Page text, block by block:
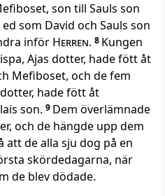
son till Sauls son
som David och Sauls son
inför Herren. 8 Kungen
Ajas dotter, hade fött åt
Mefiboset, och de fem
hade fött åt
son. 9 Dem överlämnade
och de hängde upp dem
att de alla sju dog på en
skördedagarna, när
de blev dödade.